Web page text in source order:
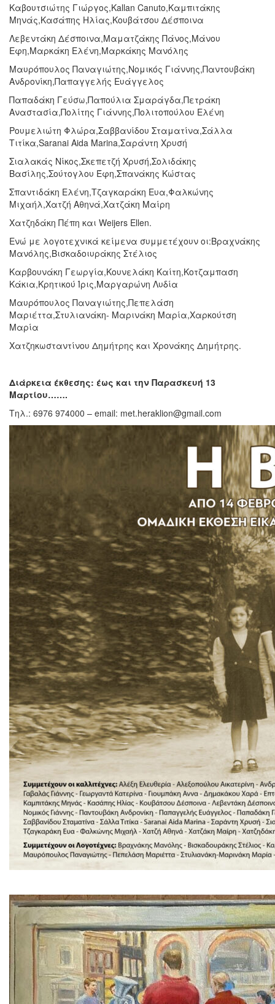
Καβουτσιώτης Γιώργος,Kallan Canuto,Καμπιτάκης
Μηνάς,Κασάπης Ηλίας,Κουβάτσου Δέσποινα
Λεβεντάκη Δέσποινα,Μαματζάκης Πάνος,Μάνου
Εφη,Μαρκάκη Ελένη,Μαρκάκης Μανόλης
Μαυρόπουλος Παναγιώτης,Νομικός Γιάννης,Παντουβάκη
Ανδρονίκη,Παπαγγελής Ευάγγελος
Παπαδάκη Γεύσω,Παπούλια Σμαράγδα,Πετράκη
Αναστασία,Πολίτης Γιάννης,Πολιτοπούλου Ελένη
Ρουμελιώτη Φλώρα,Σαββανίδου Σταματίνα,Σάλλα
Τιτίκα,Saranai Aida Marina,Σαράντη Χρυσή
Σιαλακάς Νίκος,Σκεπετζή Χρυσή,Σολιδάκης
Βασίλης,Σούτογλου Έφη,Σπανάκης Κώστας
Σπαντιδάκη Ελένη,Τζαγκαράκη Ευα,Φαλκώνης
Μιχαήλ,Χατζή Αθηνά,Χατζάκη Μαίρη
Χατζηδάκη Πέπη και Weijers Ellen.
Ενώ με λογοτεχνικά κείμενα συμμετέχουν οι:Βραχνάκης
Μανόλης,Βισκαδοιυράκης Στέλιος
Καρβουνάκη Γεωργία,Κουνελάκη Καίτη,Κοτζαμπαση
Κάκια,Κρητικού Ίρις,Μαργαρώνη Λυδία
Μαυρόπουλος Παναγιώτης,Πεπελάση
Μαριέττα,Στυλιανάκη- Μαρινάκη Μαρία,Χαρκούτση
Μαρία
Χατζηκωσταντίνου Δημήτρης και Χρονάκης Δημήτρης.
Διάρκεια έκθεσης: έως και την Παρασκευή 13
Μαρτίου…….
Τηλ.: 6976 974000 – email: met.heraklion@gmail.com